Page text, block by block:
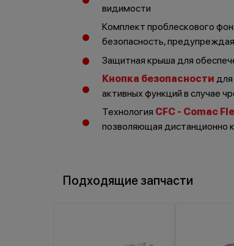
видимости
Комплект проблескового
безопасность,
Защитная крыша для
Кнопка безопасности
активных функций в случае
Технология CFC - Comac
позволяющая дистанционно
Буклет
Общие правила
Подходящие запчасти